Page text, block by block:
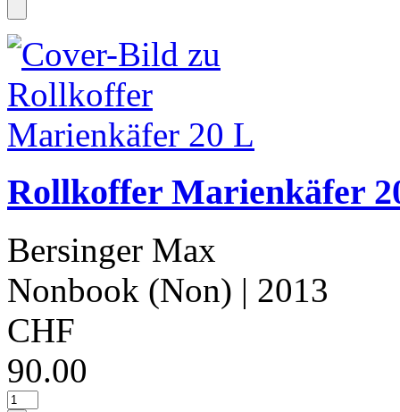
Rollkoffer Marienkäfer
Bersinger Max
Nonbook (Non) | 2013
CHF
90.00